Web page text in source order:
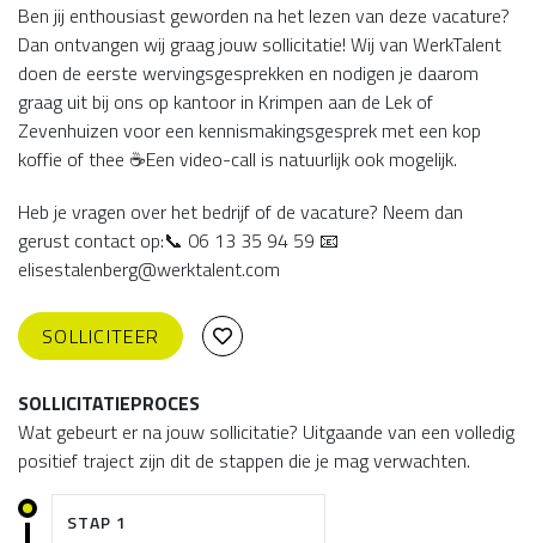
Ben jij enthousiast geworden na het lezen van deze vacature?
Dan ontvangen wij graag jouw sollicitatie! Wij van WerkTalent
doen de eerste wervingsgesprekken en nodigen je daarom
graag uit bij ons op kantoor in Krimpen aan de Lek of
Zevenhuizen voor een kennismakingsgesprek met een kop
koffie of thee ☕Een video-call is natuurlijk ook mogelijk.
Heb je vragen over het bedrijf of de vacature? Neem dan
gerust contact op:📞 06 13 35 94 59 📧
elisestalenberg@werktalent.com
SOLLICITEER
SOLLICITATIEPROCES
Wat gebeurt er na jouw sollicitatie? Uitgaande van een volledig
positief traject zijn dit de stappen die je mag verwachten.
STAP 1